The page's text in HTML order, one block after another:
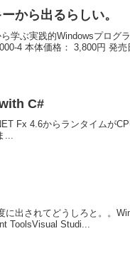
から出るらしい。
学ぶ実践的Windowsプログ
4 本体価格： 3,800円 発売
C#
Fx 4.6からランタイムが
...
出されてどうしろと。。
ToolsVisual Studi...